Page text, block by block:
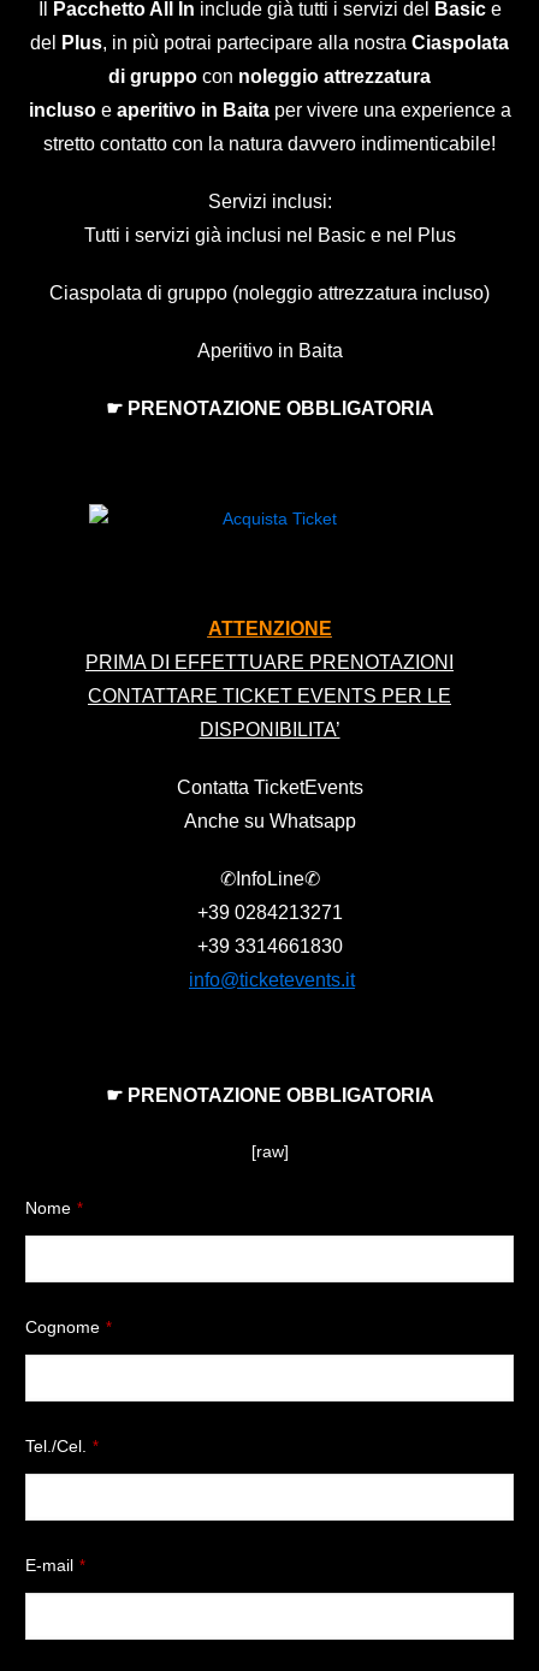
Pacchetto All In include già tutti i servizi del Basic e
del
Plus, in più potrai partecipare alla nostra Ciaspolata
di gruppo con noleggio attrezzatura
inclusoe aperitivo in Baitaper vivere una experience a
stretto contatto con la natura davvero indimenticabile!
Servizi inclusi:
Tutti i servizi già inclusi nel Basic e nel Plus
Ciaspolata di gruppo (noleggio attrezzatura incluso)
Aperitivo in Baita
☛ PRENOTAZIONE OBBLIGATORIA
ATTENZIONE
PRIMA DI EFFETTUARE PRENOTAZIONI
CONTATTARE TICKET EVENTS PER LE
DISPONIBILITA’
Contatta TicketEvents
Anche su Whatsapp
✆InfoLine✆
+39 0284213271
+39 3314661830
info@ticketevents.it
☛ PRENOTAZIONE OBBLIGATORIA
[raw]
Nome *
Cognome *
Tel./Cel. *
E-mail *